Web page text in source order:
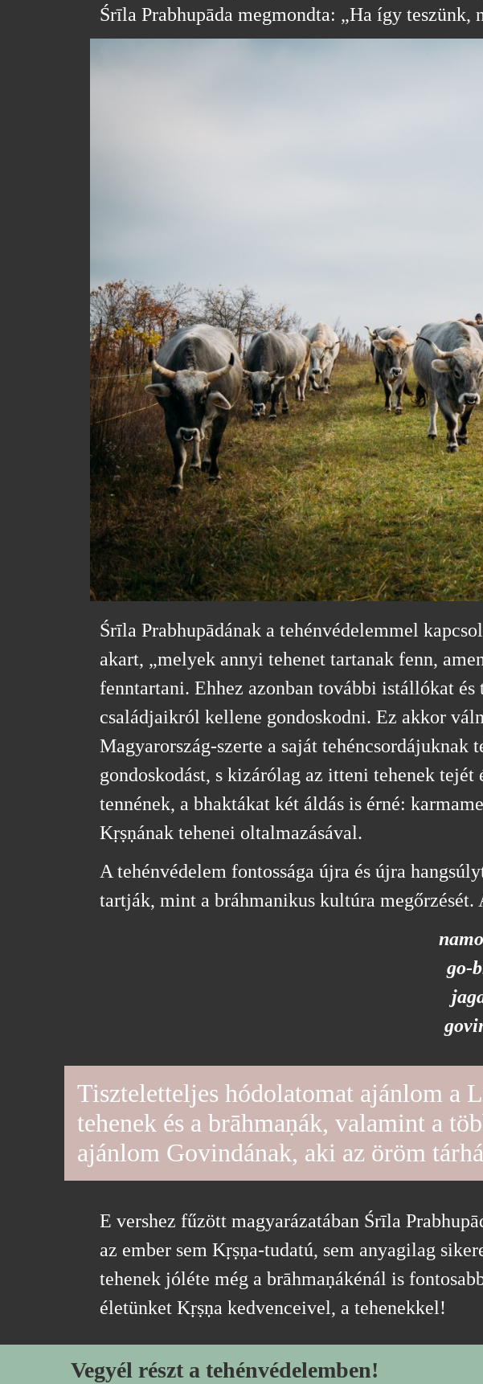
Śrīla Prabhupāda megmondta: „Ha így teszünk,
Śrīla Prabhupādának a tehénvédelemmel
akart, „melyek annyi tehenet tartanak fenn,
fenntartani. Ehhez azonban további istállókat
családjaikról kellene gondoskodni. Ez akkor
Magyarország-szerte a saját
gondoskodást, s kizárólag az itteni tehenek
tennének, a bhaktákat két áldás is érné:
Kṛṣṇának tehenei oltalmazásával.
A tehénvédelem fontossága újra és újra
tartják, mint a bráhmanikus kultúra megőrzését.
go-
Tiszteletteljes hódolatomat ajánlom a
tehenek és a brāhmaṇák, valamint a
ajánlom Govindának, aki az öröm
E vershez fűzött magyarázatában Śrīla
az ember sem Kṛṣṇa-tudatú, sem anyagilag
tehenek jóléte még a brāhmaṇákénál is
életünket Kṛṣṇa kedvenceivel, a tehenekkel!
Vegyél részt a tehénvédelemben!